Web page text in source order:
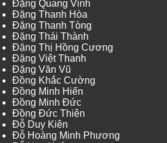
Đặng Quang Vinh
Đặng Thanh Hòa
Đặng Thanh Tòng
Đặng Thái Thành
Đặng Thị Hồng Cương
Đặng Việt Thanh
Đặng Văn Vũ
Đồng Khắc Cường
Đồng Minh Hiển
Đồng Minh Đức
Đồng Đức Thiện
Đỗ Duy Kiên
Đỗ Hoàng Minh Phương